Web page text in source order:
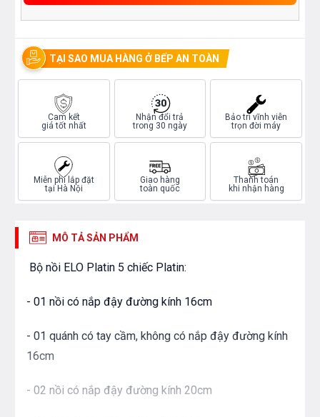
TẠI SAO MUA HÀNG Ở BẾP AN TOÀN
Cam kết
giá tốt nhất
Nhận đổi trả
trong 30 ngày
Bảo trì vĩnh viễn
trọn đời máy
Miễn phí lắp đặt
tại Hà Nội
Giao hàng
toàn quốc
Thanh toán
khi nhận hàng
MÔ TẢ SẢN PHẨM
Bộ nồi ELO Platin 5 chiếc Platin:
- 01 nồi có nắp đậy đường kính 16cm
- 01 quánh có tay cầm, không có nắp đậy đường kính
16cm
- 02 nồi có nắp đậy đường kính 20cm